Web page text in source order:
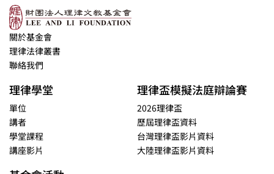
關於基金會
理律法律叢書
聯絡我們
理律學堂
單位
講者
學堂課程
講座影片
理律盃模擬法庭辯論賽
2026理律盃
歷屆理律盃資料
台灣理律盃影片資料
大陸理律盃影片資料